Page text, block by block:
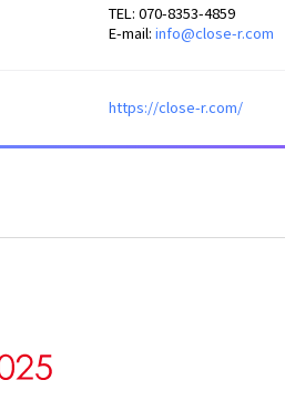
TEL: 070-8353-4859
E-mail: info@close-r.com
https://close-r.com/